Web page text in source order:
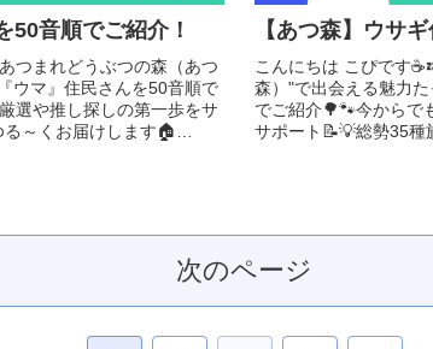
50音順でご紹介！
つまれどうぶつの森（あつ
ウマ』住民さんを50音順で
選や推し探しの第一歩をサ
～くお届けします🏠
【あつ森】ウサ
こんにちは こぴです
森）"で出会える魅力
でご紹介🌳🐾今からで
サポート📝💡総勢35種
次のページ